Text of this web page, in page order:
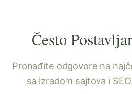
Često
Pronađite odgovore na
sa izradom sajtova i